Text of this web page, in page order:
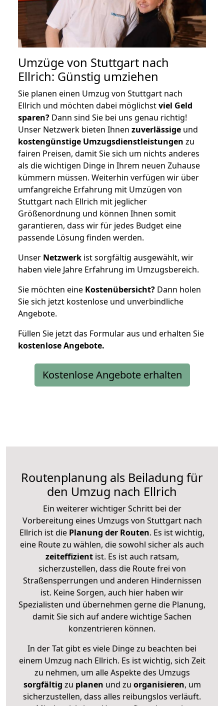
Umzüge von Stuttgart nach
Ellrich: Günstig umziehen
Sie planen einen Umzug von Stuttgart nach
Ellrich und möchten dabei möglichstviel Geld
sparen? Dann sind Sie bei uns genau richtig!
Unser Netzwerk bieten Ihnen zuverlässige und
kostengünstige Umzugsdienstleistungen zu
fairen Preisen, damit Sie sich um nichts anderes
als die wichtigen Dinge in Ihrem neuen Zuhause
kümmern müssen. Weiterhin verfügen wir über
umfangreiche Erfahrung mit Umzügen von
Stuttgart nach Ellrich mit jeglicher
Größenordnung und können Ihnen somit
garantieren, dass wir für jedes Budget eine
passende Lösung finden werden.
Unser Netzwerk ist sorgfältig ausgewählt, wir
haben viele Jahre Erfahrung im Umzugsbereich.
Sie möchten eine Kostenübersicht? Dann holen
Sie sich jetzt kostenlose und unverbindliche
Angebote.
Füllen Sie jetzt das Formular aus und erhalten Sie
kostenloseAngebote.
Kostenlose Angebote erhalten
Routenplanung als Beiladung für
den Umzug nach Ellrich
Ein weiterer wichtiger Schritt bei der
Vorbereitung eines Umzugs von Stuttgart nach
Ellrich ist die Planung der Routen. Es ist wichtig,
eine Route zu wählen, die sowohl sicher als auch
zeiteffizientist. Es ist auch ratsam,
sicherzustellen, dass die Route frei von
Straßensperrungen und anderen Hindernissen
ist. Keine Sorgen, auch hier haben wir
Spezialisten und übernehmen gerne die Planung,
damit Sie sich auf andere wichtige Sachen
konzentrieren können.
In der Tat gibt es viele Dinge zu beachten bei
einem Umzug nach Ellrich. Es ist wichtig, sich Zeit
zu nehmen, um alle Aspekte des Umzugs
sorgfältig zu planen und zu organisieren, um
sicherzustellen, dass alles reibungslos verläuft.